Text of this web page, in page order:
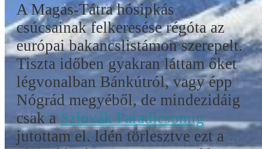
A Magas-Tátra hósipkás
csúcsainak felkeresése régóta az
európai bakancslistámon szerepelt.
Tiszta időben gyakran láttam őket
légvonalban Bánkútról, vagy épp
Nógrád megyéből, de mindezidáig
csak a Szlovák Paradicsomig
jutottam el. ldén törlesztve ezt a